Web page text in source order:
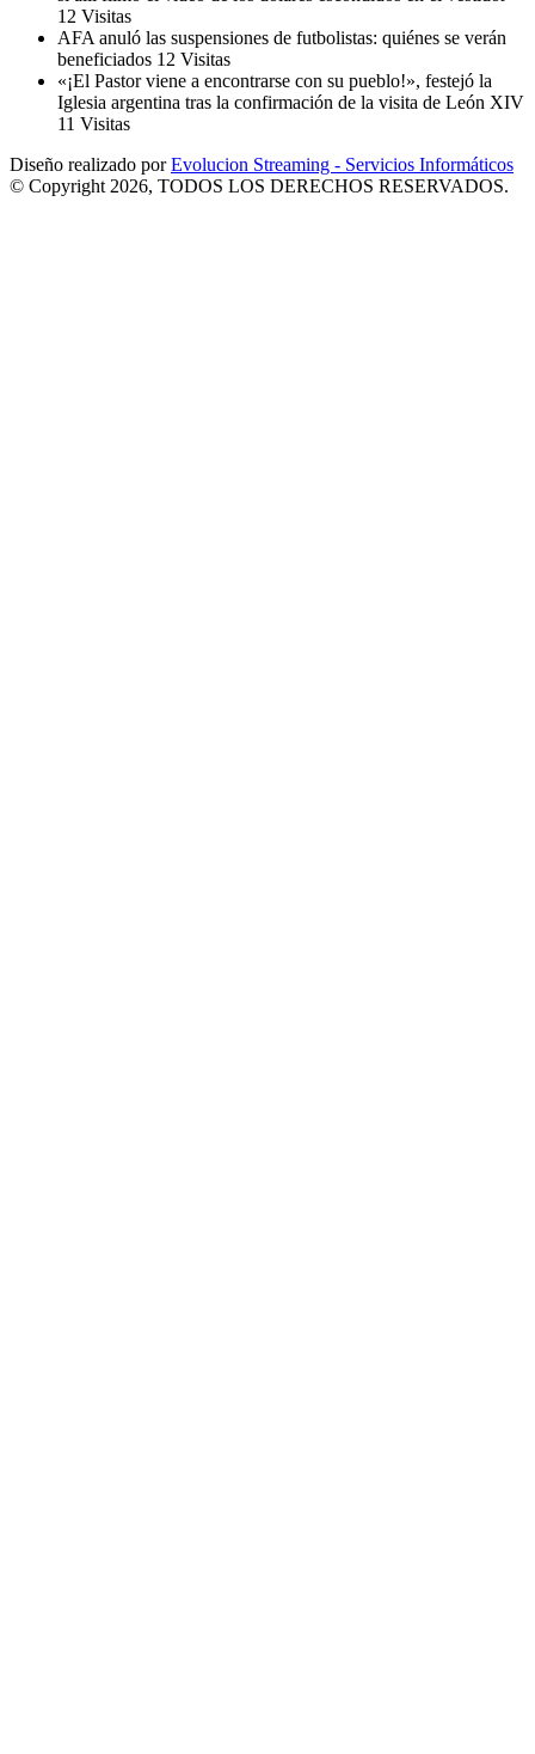
12 Visitas
AFA anuló las suspensiones de futbolistas: quiénes se verán
beneficiados 12 Visitas
«¡El Pastor viene a encontrarse con su pueblo!», festejó la
Iglesia argentina tras la confirmación de la visita de León XIV
11 Visitas
Diseño realizado porEvolucion Streaming - Servicios Informáticos
© Copyright 2026, TODOS LOS DERECHOS RESERVADOS.